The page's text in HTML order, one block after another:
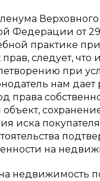
Федерации от
практике
следует, что
при
нам дает
иска
на
на недвижимость